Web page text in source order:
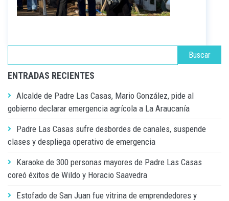
ENTRADAS RECIENTES
Alcalde de Padre Las Casas, Mario González, pide al
gobierno declarar emergencia agrícola a La Araucanía
Padre Las Casas sufre desbordes de canales, suspende
clases y despliega operativo de emergencia
Karaoke de 300 personas mayores de Padre Las Casas
coreó éxitos de Wildo y Horacio Saavedra
Estofado de San Juan fue vitrina de emprendedores y